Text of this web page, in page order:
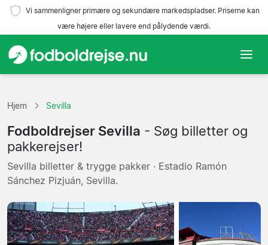
Vi sammenligner primære og sekundære markedspladser. Priserne kan
være højere eller lavere end pålydende værdi.
Hold
Ligaer
Rejsebureauer
Hjem Sevilla
Fodboldrejser Sevilla - Søg billetter og
pakkerejser!
Sevilla billetter & trygge pakker · Estadio Ramón
Sánchez Pizjuán, Sevilla.